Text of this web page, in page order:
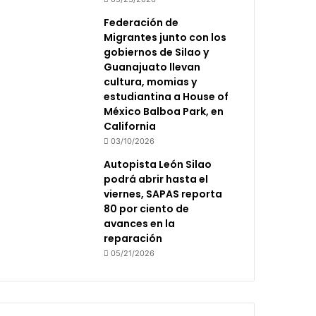
Federación de
Migrantes junto con los
gobiernos de Silao y
Guanajuato llevan
cultura, momias y
estudiantina a House of
México Balboa Park, en
California
03/10/2026
Autopista León Silao
podrá abrir hasta el
viernes, SAPAS reporta
80 por ciento de
avances en la
reparación
05/21/2026